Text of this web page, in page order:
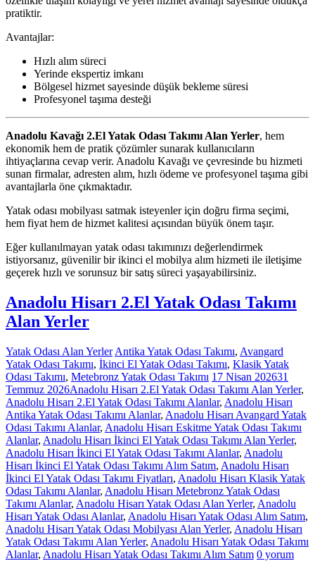
pratiktir.
Avantajlar:
Hızlı alım süreci
Yerinde ekspertiz imkanı
Bölgesel hizmet sayesinde düşük bekleme süresi
Profesyonel taşıma desteği
Anadolu Kavağı 2.El Yatak Odası Takımı Alan Yerler, hem
ekonomik hem de pratik çözümler sunarak kullanıcıların
ihtiyaçlarına cevap verir. Anadolu Kavağı ve çevresinde bu hizmeti
sunan firmalar, adresten alım, hızlı ödeme ve profesyonel taşıma gibi
avantajlarla öne çıkmaktadır.
Yatak odası mobilyası satmak isteyenler için doğru firma seçimi,
hem fiyat hem de hizmet kalitesi açısından büyük önem taşır.
Eğer kullanılmayan yatak odası takımınızı değerlendirmek
istiyorsanız, güvenilir bir ikinci el mobilya alım hizmeti ile iletişime
geçerek hızlı ve sorunsuz bir satış süreci yaşayabilirsiniz.
Anadolu Hisarı 2.El Yatak Odası Takımı
Alan Yerler
Yatak Odası Alan Yerler Antika Yatak Odası Takımı, Avangard
Yatak Odası Takımı, İkinci El Yatak Odası Takımı, Klasik Yatak
Odası Takımı, Metebronz Yatak Odası Takımı 17 Nisan 202631
Temmuz 2026Anadolu Hisarı 2.El Yatak Odası Takımı Alan Yerler,
Anadolu Hisarı 2.El Yatak Odası Takımı Alanlar, Anadolu Hisarı
Antika Yatak Odası Takımı Alanlar, Anadolu Hisarı Avangard Yatak
Odası Takımı Alanlar, Anadolu Hisarı Eskitme Yatak Odası Takımı
Alanlar, Anadolu Hisarı İkinci El Yatak Odası Takımı Alan Yerler,
Anadolu Hisarı İkinci El Yatak Odası Takımı Alanlar, Anadolu
Hisarı İkinci El Yatak Odası Takımı Alım Satım, Anadolu Hisarı
İkinci El Yatak Odası Takımı Fiyatları, Anadolu Hisarı Klasik Yatak
Odası Takımı Alanlar, Anadolu Hisarı Metebronz Yatak Odası
Takımı Alanlar, Anadolu Hisarı Yatak Odası Alan Yerler, Anadolu
Hisarı Yatak Odası Alanlar, Anadolu Hisarı Yatak Odası Alım Satım,
Anadolu Hisarı Yatak Odası Mobilyası Alan Yerler, Anadolu Hisarı
Yatak Odası Takımı Alan Yerler, Anadolu Hisarı Yatak Odası Takımı
Alanlar, Anadolu Hisarı Yatak Odası Takımı Alım Satım 0 yorum